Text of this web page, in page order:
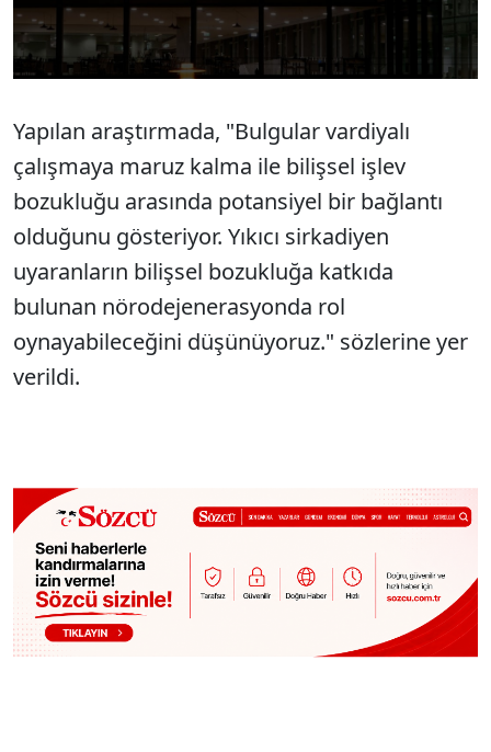
Yapılan araştırmada, "Bulgular vardiyalı
çalışmaya maruz kalma ile bilişsel işlev
bozukluğu arasında potansiyel bir bağlantı
olduğunu gösteriyor. Yıkıcı sirkadiyen
uyaranların bilişsel bozukluğa katkıda
bulunan nörodejenerasyonda rol
oynayabileceğini düşünüyoruz." sözlerine yer
verildi.